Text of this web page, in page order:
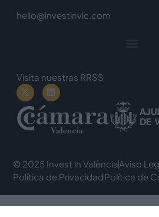
hello@investinvlc.com
Visita nuestras RRSS
© 2025 Invest in ValènciaAviso
Política de PrivacidadPolítica de